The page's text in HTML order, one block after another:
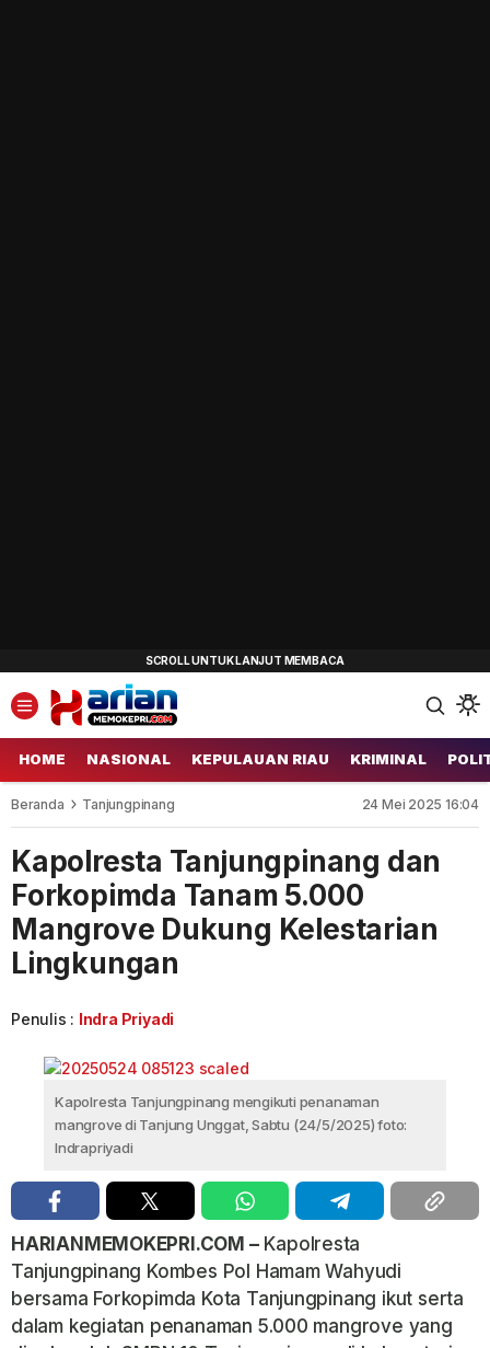
HOME NASIONAL KEPULAUAN RIAU KRIMINAL
Beranda Tanjungpinang 24 Mei 2025 16:04
Kapolresta Tanjungpinang dan
Forkopimda Tanam 5.000
Mangrove Dukung Kelestarian
Lingkungan
Penulis : Indra Priyadi
Kapolresta Tanjungpinang mengikuti penanaman
mangrove di Tanjung Unggat, Sabtu (24/5/2025) foto:
Indrapriyadi
HARIANMEMOKEPRI.COM –Kapolresta
Tanjungpinang Kombes Pol Hamam Wahyudi
bersama Forkopimda Kota Tanjungpinang ikut serta
dalam kegiatan penanaman 5.000 mangrove yang